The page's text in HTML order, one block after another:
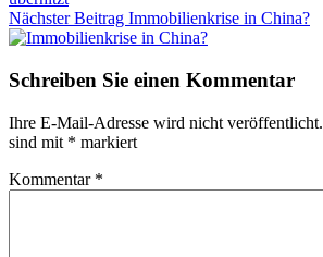
Nächster Beitrag Immobilienkrise in China?
Schreiben Sie einen Kommentar
Ihre E-Mail-Adresse wird nicht veröffentlicht.
sind mit * markiert
Kommentar *